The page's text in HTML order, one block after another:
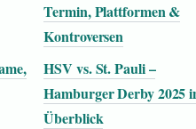
Termin, Plattformen &
Kontroversen
HSV vs. St. Pauli –
Hamburger Derby 2025
Überblick